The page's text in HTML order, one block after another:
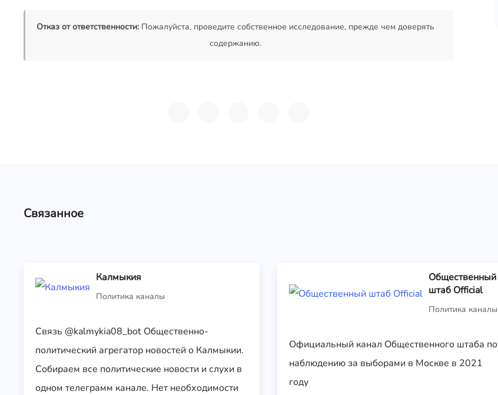
Отказ от ответственности:Пожалуйста, проведите собственное исследование, прежде чем доверять
содержанию.
Связанное
Калмыкия
Политика каналы
Связь @kalmykia08_bot Общественно-
политический агрегатор новостей о Калмыкии.
Собираем все политические новости и слухи в
одном телеграмм канале. Нет необходимости
Общественный
штаб Official
Политика каналы
Официальный канал Общественного штаба по
наблюдению за выборами в Москве в 2021
году